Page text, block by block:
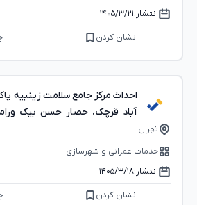
انتشار:۱۴۰۵/۳/۲۱
نشان کردن
احداث مرکز جامع سلامت زینبیه
آباد قرچک، حصار حسن بیک
تهران
خدمات عمرانی و شهرسازی
انتشار:۱۴۰۵/۳/۱۸
نشان کردن